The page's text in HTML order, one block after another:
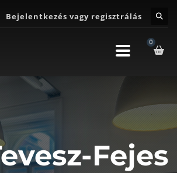
Bejelentkezés vagy regisztrálás
Fejes